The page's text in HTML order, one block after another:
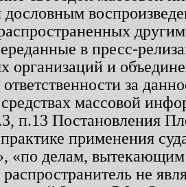
дословным
в пресс-
организаций и
за
массовой
п.13 Постановления
применения
«по делам, вытекающим
не